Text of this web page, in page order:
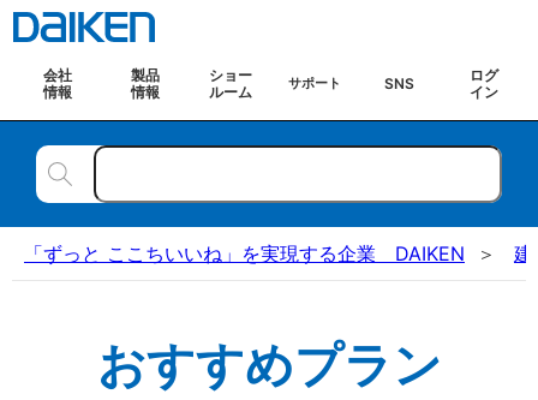
会社
情報
製品
情報
ショー
ルーム
サポート SNS
ログ
イン
「ずっと ここちいいね」を実現する企業 DAIKEN 建
おすすめプラン